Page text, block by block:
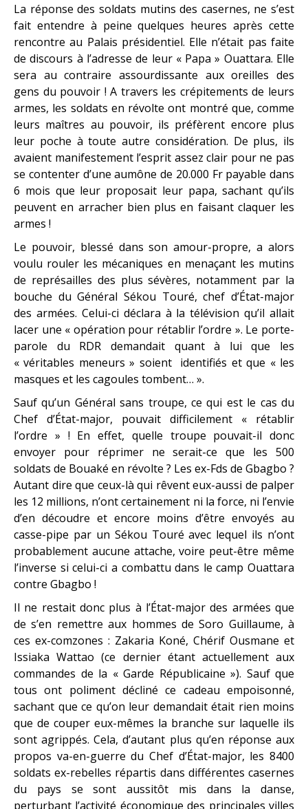
La réponse des soldats mutins des casernes, ne s’est
fait entendre à peine quelques heures après cette
rencontre au Palais présidentiel. Elle n’était pas faite
de discours à l’adresse de leur « Papa » Ouattara. Elle
sera au contraire assourdissante aux oreilles des
gens du pouvoir ! A travers les crépitements de leurs
armes, les soldats en révolte ont montré que, comme
leurs maîtres au pouvoir, ils préfèrent encore plus
leur poche à toute autre considération. De plus, ils
avaient manifestement l’esprit assez clair pour ne pas
se contenter d’une aumône de 20.000 Fr payable dans
6 mois que leur proposait leur papa, sachant qu’ils
peuvent en arracher bien plus en faisant claquer les
armes !
Le pouvoir, blessé dans son amour-propre, a alors
voulu rouler les mécaniques en menaçant les mutins
de représailles des plus sévères, notamment par la
bouche du Général Sékou Touré, chef d’État-major
des armées. Celui-ci déclara à la télévision qu’il allait
lacer une « opération pour rétablir l’ordre ». Le porte-
parole du RDR demandait quant à lui que les
« véritables meneurs » soient identifiés et que « les
masques et les cagoules tombent… ».
Sauf qu’un Général sans troupe, ce qui est le cas du
Chef d’État-major, pouvait difficilement « rétablir
l’ordre » ! En effet, quelle troupe pouvait-il donc
envoyer pour réprimer ne serait-ce que les 500
soldats de Bouaké en révolte ? Les ex-Fds de Gbagbo ?
Autant dire que ceux-là qui rêvent eux-aussi de palper
les 12 millions, n’ont certainement ni la force, ni l’envie
d’en découdre et encore moins d’être envoyés au
casse-pipe par un Sékou Touré avec lequel ils n’ont
probablement aucune attache, voire peut-être même
l’inverse si celui-ci a combattu dans le camp Ouattara
contre Gbagbo !
Il ne restait donc plus à l’État-major des armées que
de s’en remettre aux hommes de Soro Guillaume, à
ces ex-comzones : Zakaria Koné, Chérif Ousmane et
Issiaka Wattao (ce dernier étant actuellement aux
commandes de la « Garde Républicaine »). Sauf que
tous ont poliment décliné ce cadeau empoisonné,
sachant que ce qu’on leur demandait était rien moins
que de couper eux-mêmes la branche sur laquelle ils
sont agrippés. Cela, d’autant plus qu’en réponse aux
propos va-en-guerre du Chef d’État-major, les 8400
soldats ex-rebelles répartis dans différentes casernes
du pays se sont aussitôt mis dans la danse,
perturbant l’activité économique des principales villes